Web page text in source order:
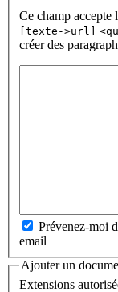
Ce champ accepte
[texte->url]
créer des
Prévenez-moi
email
Ajouter un
Extensions